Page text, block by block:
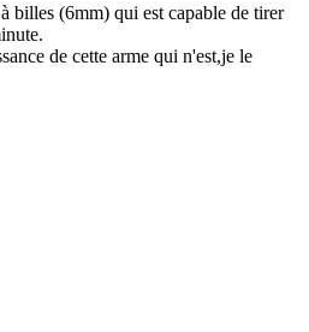
billes (6mm) qui est capable de tirer
de cette arme qui n'est,je le